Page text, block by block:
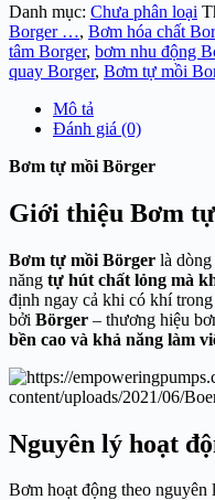
Danh mục: Chưa phân loại
Borger …, Bơm hóa chất
tâm Borger, bơm nhu động
quay Borger, Bơm tự mồi
Mô tả
Đánh giá (0)
Bơm tự mồi Börger
Giới thiệu Bơm
Bơm tự mồi Börger là dòng
năng tự hút chất lỏng mà
định ngay cả khi có khí
bởi Börger – thương hiệu
bền cao và khả năng làm
Nguyên lý hoạt
Bơm hoạt động theo nguyên